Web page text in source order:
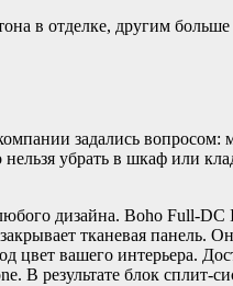
в отделке, другим
задались вопросом:
убрать в шкаф или
дизайна. Boho Full-
тканевая панель.
цвет вашего интерьера.
В результате блок